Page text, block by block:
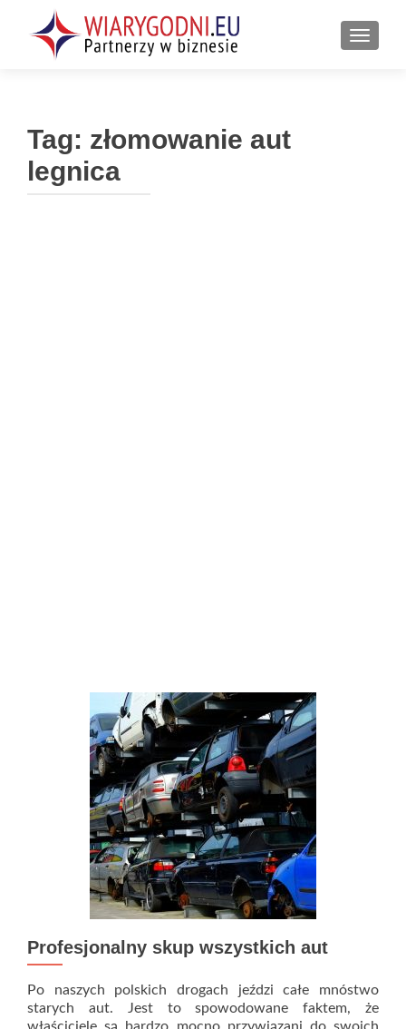
Tag: złomowanie aut
legnica
Profesjonalny skup wszystkich aut
Po naszych polskich drogach jeździ całe mnóstwo
starych aut. Jest to spowodowane faktem, że